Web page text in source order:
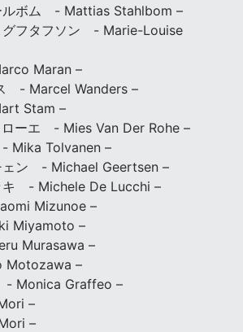
ルボム - Mattias Stahlbom –
グフタフソン - Marie-Louise
Maran –
- Marcel Wanders –
Stam –
ローエ - Mies Van Der Rohe –
Mika Tolvanen –
ェン - Michael Geertsen –
キ - Michele De Lucchi –
Mizunoe –
Miyamoto –
Murasawa –
Motozawa –
- Monica Graffeo –
–
–